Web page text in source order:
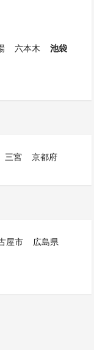
六本木
池袋
三宮 京都府
屋市
広島県